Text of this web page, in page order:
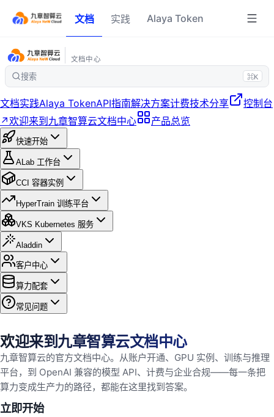
文档 实践 Alaya Token
文档中心
搜索 ⌘K
文档实践Alaya TokenAPI指南解决方案计费技术分享
控制台
↗欢迎来到九章智算云文档中心 产品总览
快速开始
ALab 工作台
CCI 容器实例
HyperTrain 训练平台
VKS Kubernetes 服务
Aladdin
客户中心
算力配套
常见问题
欢迎来到九章智算云文档中心
九章智算云的官方文档中心。从账户开通、GPU 实例、训练与推理
平台，到 OpenAI 兼容的模型 API、计费与企业合规——每一条把
算力变成生产力的路径，都能在这里找到答案。
立即开始